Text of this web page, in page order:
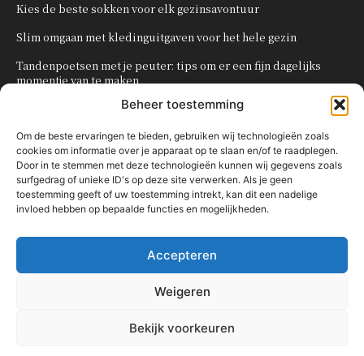
Beheer toestemming
Om de beste ervaringen te bieden, gebruiken wij technologieën zoals
cookies om informatie over je apparaat op te slaan en/of te raadplegen.
Door in te stemmen met deze technologieën kunnen wij gegevens zoals
surfgedrag of unieke ID's op deze site verwerken. Als je geen
toestemming geeft of uw toestemming intrekt, kan dit een nadelige
invloed hebben op bepaalde functies en mogelijkheden.
Accepteren
Weigeren
Bekijk voorkeuren
Kies de beste sokken voor elk gezinsavontuur
Slim omgaan met kledinguitgaven voor het hele gezin
Tandenpoetsen met je peuter: tips om er een fijn dagelijks
momentje van te maken
Zo organiseer je een onvergetelijk kinderfeestje
POPULAIRE CATEGORIEËN
OVERIG
KNUTSELEN MET KINDEREN
TRAKTATIES
80